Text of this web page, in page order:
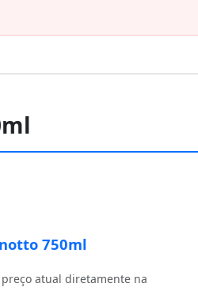
750ml
atual diretamente na